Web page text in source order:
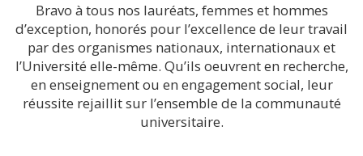
Bravo à tous nos lauréats, femmes et hommes
d’exception, honorés pour l’excellence de leur travail
par des organismes nationaux, internationaux et
l’Université elle-même. Qu’ils oeuvrent en recherche,
en enseignement ou en engagement social, leur
réussite rejaillit sur l’ensemble de la communauté
universitaire.